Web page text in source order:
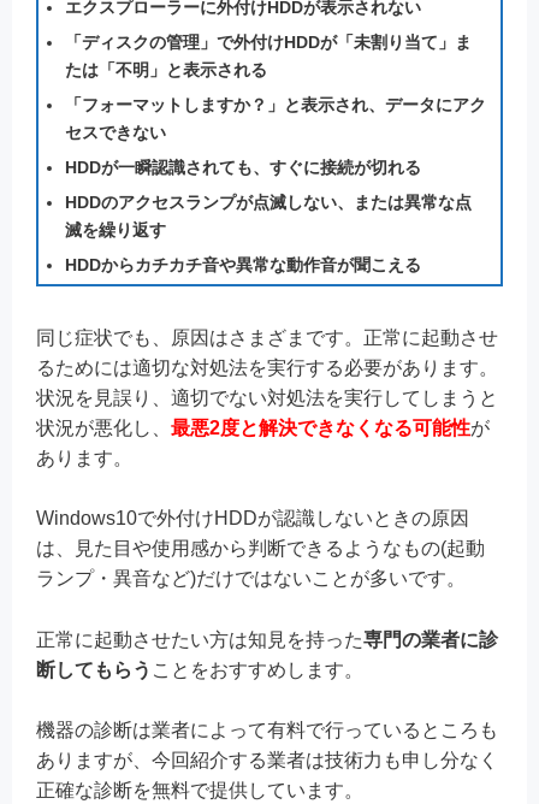
エクスプローラーに外付けHDDが表示されない
「ディスクの管理」で外付けHDDが「未割り当て」ま
たは「不明」と表示される
「フォーマットしますか？」と表示され、データにアク
セスできない
HDDが一瞬認識されても、すぐに接続が切れる
HDDのアクセスランプが点滅しない、または異常な点
滅を繰り返す
HDDからカチカチ音や異常な動作音が聞こえる
同じ症状でも、原因はさまざまです。正常に起動させ
るためには適切な対処法を実行する必要があります。
状況を見誤り、適切でない対処法を実行してしまうと
状況が悪化し、 最悪2度と解決できなくなる可能性が
あります。
Windows10で外付けHDDが認識しないときの原因
は、見た目や使用感から判断できるようなもの(起動
ランプ・異音など)だけではないことが多いです。
正常に起動させたい方は知見を持った専門の業者に診
断してもらう ことをおすすめします。
機器の診断は業者によって有料で行っているところも
ありますが、今回紹介する業者は技術力も申し分なく
正確な診断を無料で提供しています。